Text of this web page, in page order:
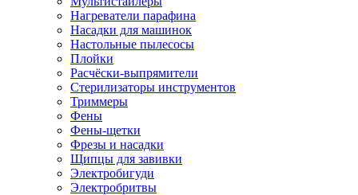
Нагреватели парафина
Насадки для машинок
Настольные пылесосы
Плойки
Расчёски-выпрямители
Стерилизаторы инструментов
Триммеры
Фены
Фены-щетки
Фрезы и насадки
Щипцы для завивки
Электробигуди
Электробритвы